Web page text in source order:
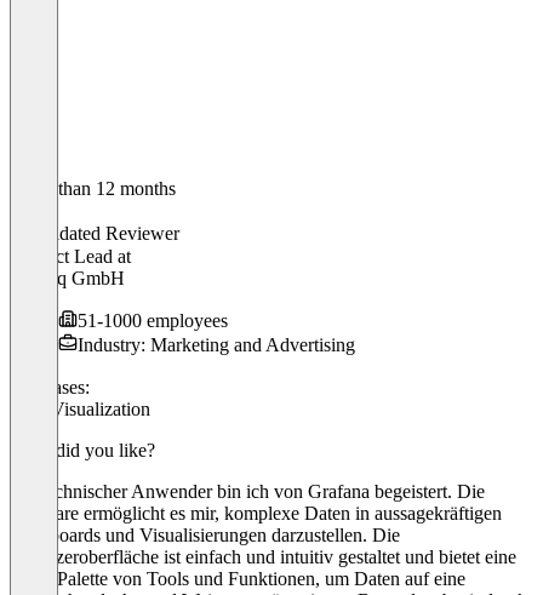
Older than 12 months
Validated Reviewer
Product Lead at
emetriq GmbH
51-1000 employees
Industry: Marketing and Advertising
Use cases:
Data Visualization
What did you like?
Als technischer Anwender bin ich von Grafana begeistert. Die
Software ermöglicht es mir, komplexe Daten in aussagekräftigen
Dashboards und Visualisierungen darzustellen. Die
Benutzeroberfläche ist einfach und intuitiv gestaltet und bietet eine
breite Palette von Tools und Funktionen, um Daten auf eine